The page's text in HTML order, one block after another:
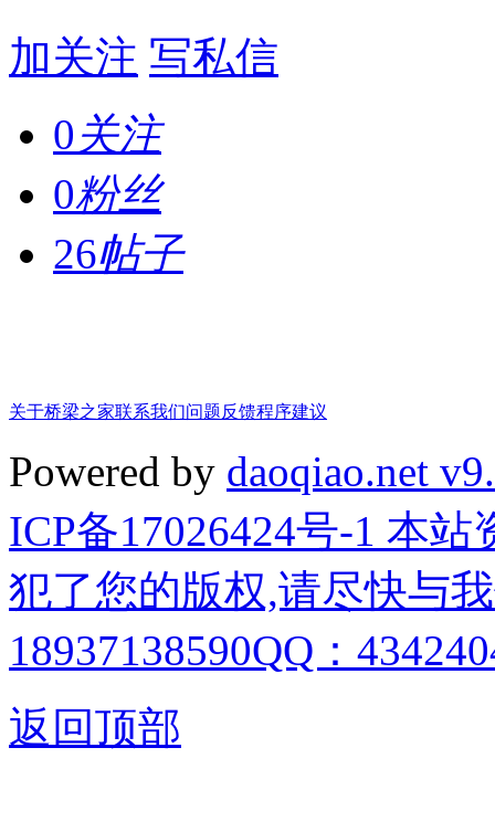
加关注 写私信
0关注
0粉丝
26帖子
关于桥梁之家联系我们问题反馈程序建议
Powered by daoqiao.net
ICP备17026424号-1 本
犯了您的版权,请尽快与
18937138590QQ：
返回顶部